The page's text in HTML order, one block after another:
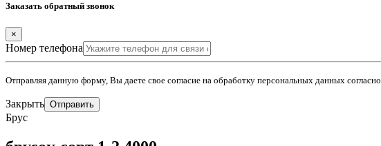
Заказать обратный звонок
×
Номер телефона
Отправляя данную форму, Вы даете свое согласие на обработку персональных данных согласно
Закрыть Отправить
Брус